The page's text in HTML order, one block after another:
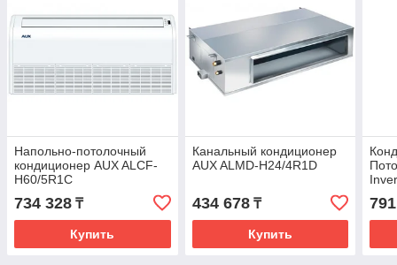
Напольно-потолочный
кондиционер AUX ALCF-
H60/5R1C
734 328 ₸
Купить
Канальный кондиционер
AUX ALMD-H24/4R1D
434 678₸
Купить
/